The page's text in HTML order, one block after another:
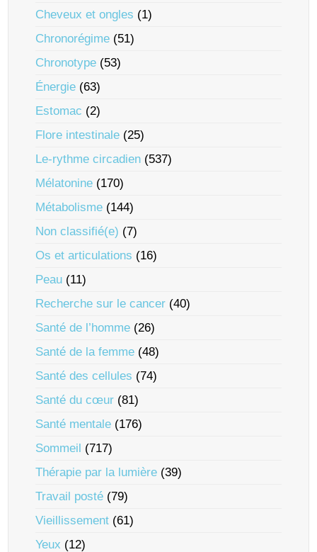
Cheveux et ongles (1)
Chronorégime (51)
Chronotype (53)
Énergie (63)
Estomac (2)
Flore intestinale (25)
Le-rythme circadien (537)
Mélatonine (170)
Métabolisme (144)
Non classifié(e) (7)
Os et articulations (16)
Peau (11)
Recherche sur le cancer (40)
Santé de l’homme (26)
Santé de la femme (48)
Santé des cellules (74)
Santé du cœur (81)
Santé mentale (176)
Sommeil (717)
Thérapie par la lumière (39)
Travail posté (79)
Vieillissement (61)
Yeux (12)